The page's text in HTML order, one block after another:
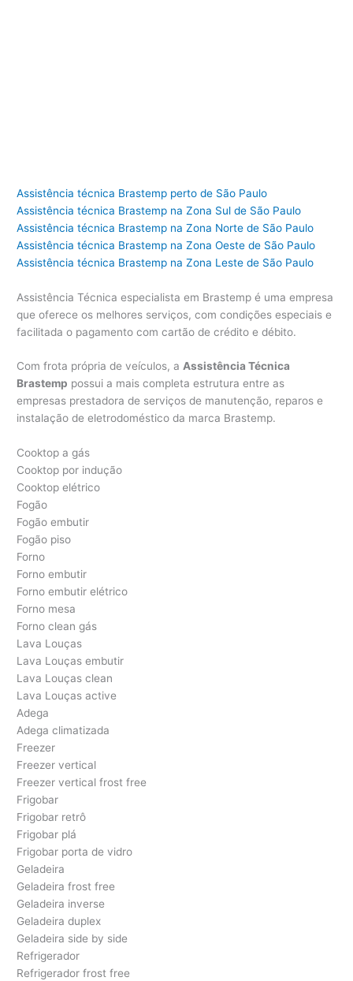
Assistência técnica Brastemp perto de São Paulo
Assistência técnica Brastemp na Zona Sul de São Paulo
Assistência técnica Brastemp na Zona Norte de São Paulo
Assistência técnica Brastemp na Zona Oeste de São Paulo
Assistência técnica Brastemp na Zona Leste de São Paulo
Assistência Técnica especialista em Brastemp é uma empresa
que oferece os melhores serviços, com condições especiais e
facilitada o pagamento com cartão de crédito e débito.
Com frota própria de veículos, aAssistência Técnica
Brastemp possui a mais completa estrutura entre as
empresas prestadora de serviços de manutenção, reparos e
instalação de eletrodoméstico da marca Brastemp.
Cooktop a gás
Cooktop por indução
Cooktop elétrico
Fogão
Fogão embutir
Fogão piso
Forno
Forno embutir
Forno embutir elétrico
Forno mesa
Forno clean gás
Lava Louças
Lava Louças embutir
Lava Louças clean
Lava Louças active
Adega
Adega climatizada
Freezer
Freezer vertical
Freezer vertical frost free
Frigobar
Frigobar retrô
Frigobar plá
Frigobar porta de vidro
Geladeira
Geladeira frost free
Geladeira inverse
Geladeira duplex
Geladeira side by side
Refrigerador
Refrigerador frost free